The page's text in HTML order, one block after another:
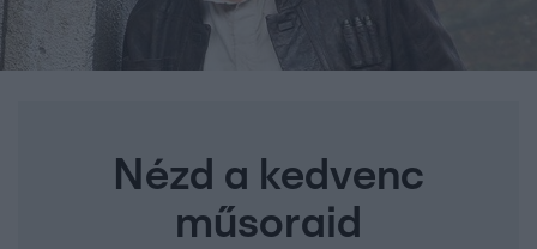
Nézd a kedvenc
műsoraid